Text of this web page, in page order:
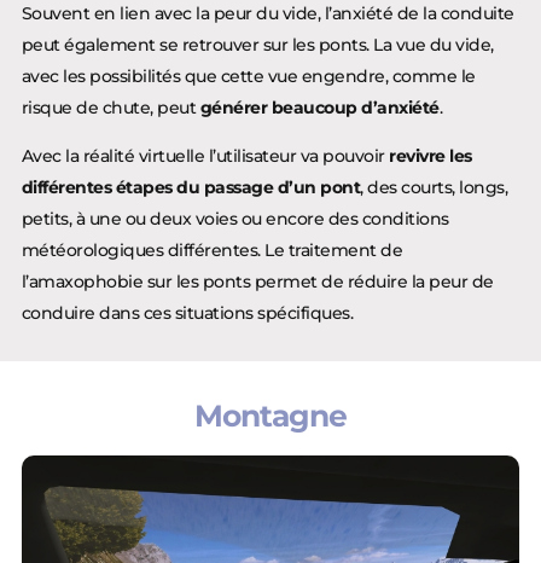
Souvent en lien avec la peur du vide, l’anxiété de la conduite
peut également se retrouver sur les ponts. La vue du vide,
avec les possibilités que cette vue engendre, comme le
risque de chute, peut générer beaucoup d’anxiété.
Avec la réalité virtuelle l’utilisateur va pouvoir revivre les
différentes étapes du passage d’un pont, des courts, longs,
petits, à une ou deux voies ou encore des conditions
météorologiques différentes. Le traitement de
l’amaxophobie sur les ponts permet de réduire la peur de
conduire dans ces situations spécifiques.
Montagne